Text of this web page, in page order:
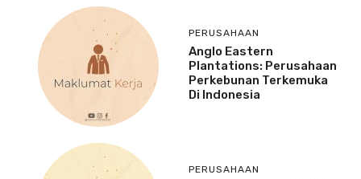
PERUSAHAAN
Anglo Eastern
Plantations: Perusahaan
Perkebunan Terkemuka
Di Indonesia
PERUSAHAAN